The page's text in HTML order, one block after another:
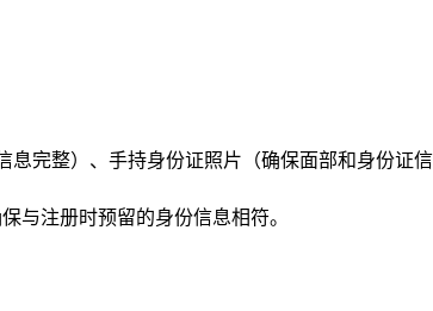
完整）、手持身份证照片（确保面部和身份证
与注册时预留的身份信息相符。